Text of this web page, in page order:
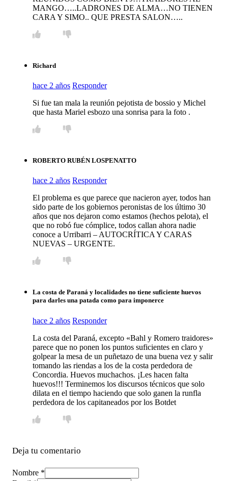
MANGO…..LADRONES DE ALMA…NO TIENEN
CARA Y SIMO.. QUE PRESTA SALON…..
Richard
hace 2 años Responder
Si fue tan mala la reunión pejotista de bossio y Michel
que hasta Mariel esbozo una sonrisa para la foto .
ROBERTO RUBÉN LOSPENATTO
hace 2 años Responder
El problema es que parece que nacieron ayer, todos han
sido parte de los gobiernos peronistas de los último 30
años que nos dejaron como estamos (hechos pelota), el
que no robó fue cómplice, todos callan ahora nadie
conoce a Urribarri – AUTOCRÍTICA Y CARAS
NUEVAS – URGENTE.
La costa de Paraná y localidades no tiene suficiente huevos
para darles una patada como para imponerce
hace 2 años Responder
La costa del Paraná, excepto «Bahl y Romero traidores»
parece que no ponen los puntos suficientes en claro y
golpear la mesa de un puñetazo de una buena vez y salir
tomando las riendas a los de la costa perdedora de
Concordia. Huevos muchachos. ¡Les hacen falta
huevos!!! Terminemos los discursos técnicos que solo
dilata en el tiempo haciendo que solo ganen la runfla
perdedora de los capitaneados por los Botdet
Deja tu comentario
Nombre *